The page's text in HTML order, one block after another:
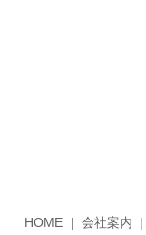
HOME 会社案内